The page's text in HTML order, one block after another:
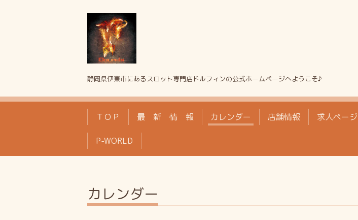
静岡県伊東市にあるスロット専門店ドルフィンの公式ホームページへようこそ♪
ＴＯＰ 最 新 情 報 カレンダー 店舗情報 求人ページ
P-WORLD
カレンダー